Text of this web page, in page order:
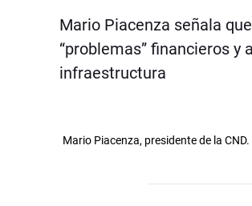
Mario Piacenza señala
“problemas” financieros
infraestructura
Mario Piacenza, presidente de la CND.